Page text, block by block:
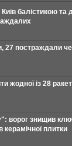
Київ балістикою
27 постраждали
жодної із 28
ворог знищив
керамічної плитки